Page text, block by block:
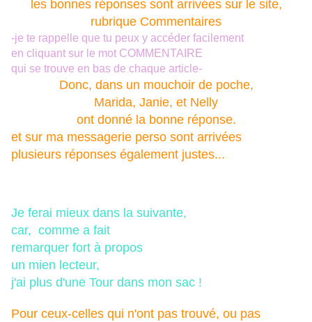
les bonnes réponses sont arrivées sur le site,
rubrique Commentaires
-je te rappelle que tu peux y accéder facilement
en cliquant sur le mot COMMENTAIRE
qui se trouve en bas de chaque article-
Donc, dans un mouchoir de poche,
Marida, Janie, et Nelly
ont donné la bonne réponse.
et sur ma messagerie perso sont arrivées
plusieurs réponses également justes...
Je ferai mieux dans la suivante,
car, comme a fait
remarquer fort à propos
un mien lecteur,
j'ai plus d'une Tour dans mon sac !
Pour ceux-celles qui n'ont pas trouvé, ou pas